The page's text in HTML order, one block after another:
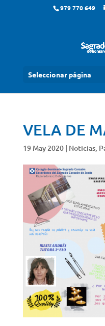
979 770 649
Seleccionar página
VELA DE
19 May 2020| Noticias,